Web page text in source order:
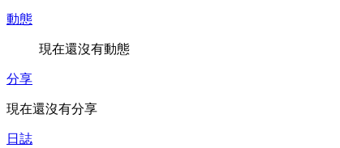
動態
現在還沒有動態
分享
現在還沒有分享
日誌